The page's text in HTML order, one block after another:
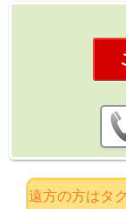
遠方の方はタ